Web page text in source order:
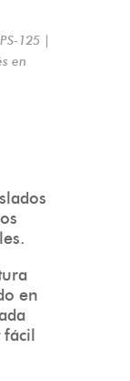
PS-125 |
en
en
fácil